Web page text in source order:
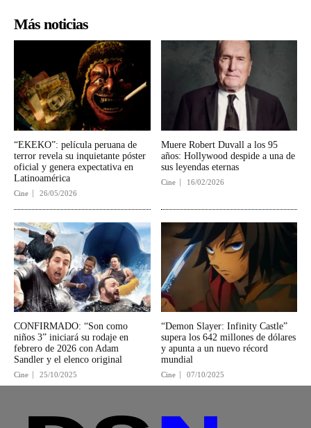
Más noticias
“EKEKO”: película peruana de
terror revela su inquietante póster
oficial y genera expectativa en
Latinoamérica
Cine 26/05/2026
Muere Robert Duvall a los 95
años: Hollywood despide a una de
sus leyendas eternas
Cine 16/02/2026
CONFIRMADO: “Son como
niños 3” iniciará su rodaje en
febrero de 2026 con Adam
Sandler y el elenco original
Cine 25/10/2025
“Demon Slayer: Infinity Castle”
supera los 642 millones de dólares
y apunta a un nuevo récord
mundial
Cine 07/10/2025